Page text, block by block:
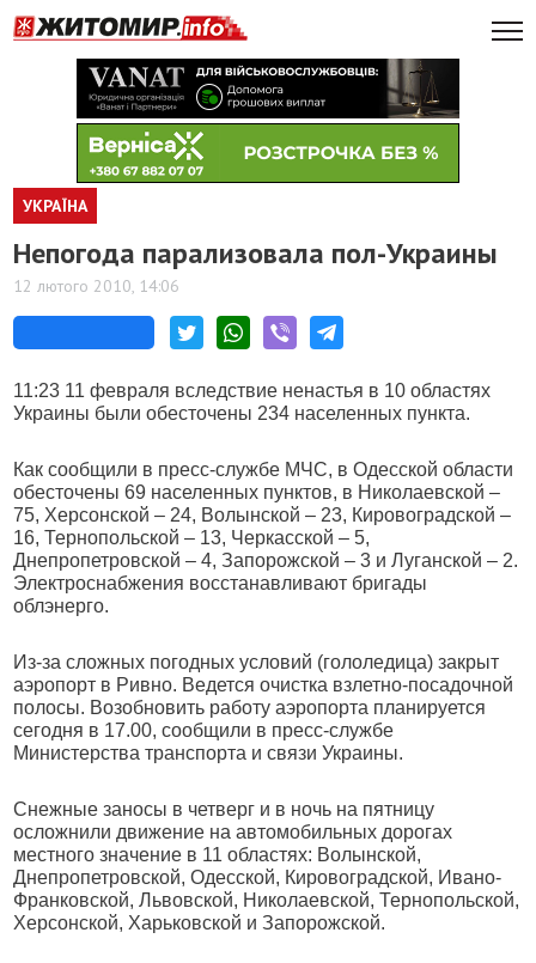
УКРАЇНА
Непогода парализовала пол-Украины
12 лютого 2010, 14:06
11:23 11 февраля вследствие ненастья в 10 областях
Украины были обесточены 234 населенных пункта.
Как сообщили в пресс-службе МЧС, в Одесской области
обесточены 69 населенных пунктов, в Николаевской –
75, Херсонской – 24, Волынской – 23, Кировоградской –
16, Тернопольской – 13, Черкасской – 5,
Днепропетровской – 4, Запорожской – 3 и Луганской – 2.
Электроснабжения восстанавливают бригады
облэнерго.
Из-за сложных погодных условий (гололедица) закрыт
аэропорт в Ривно. Ведется очистка взлетно-посадочной
полосы. Возобновить работу аэропорта планируется
сегодня в 17.00, сообщили в пресс-службе
Министерства транспорта и связи Украины.
Снежные заносы в четверг и в ночь на пятницу
осложнили движение на автомобильных дорогах
местного значение в 11 областях: Волынской,
Днепропетровской, Одесской, Кировоградской, Ивано-
Франковской, Львовской, Николаевской, Тернопольской,
Херсонской, Харьковской и Запорожской.